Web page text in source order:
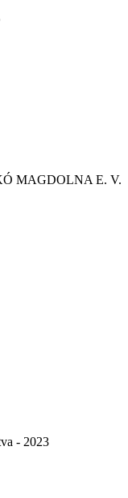
MAGDOLNA E. V.
- 2023